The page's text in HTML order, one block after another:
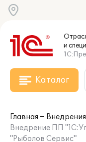
и
Каталог
Главная
Внедрения
Внедрение ПП
"Рыболов Сервис"